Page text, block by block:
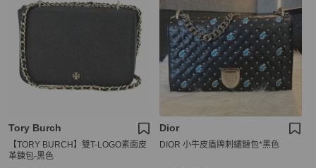
Tory Burch
【TORY BURCH】雙T-LOGO素面皮
革鍊包-黑色
Dior
DIOR 小牛皮盾牌刺繡鏈包*黑色